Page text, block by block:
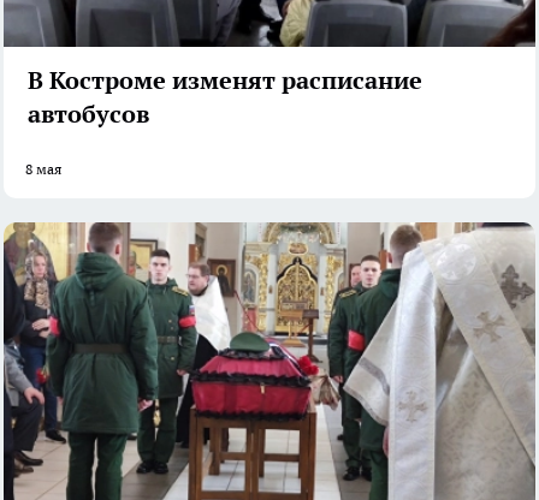
В Костроме изменят расписание
автобусов
8 мая